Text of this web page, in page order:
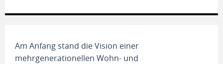
Am Anfang stand die Vision einer
mehrgenerationellen Wohn- und